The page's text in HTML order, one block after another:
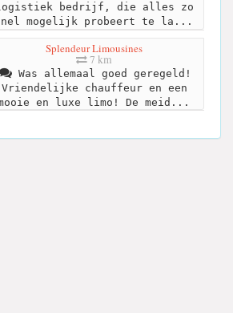
bedrijf, die alles zo
mogelijk probeert te la...
Splendeur Limousines
7 km
Was allemaal goed geregeld!
Vriendelijke chauffeur en een
en luxe limo! De meid...